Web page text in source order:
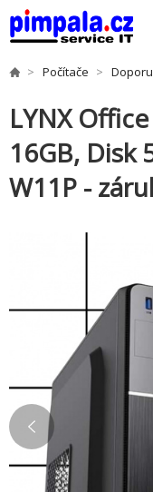
Počítače
LYNX
16GB, Disk
W11P -